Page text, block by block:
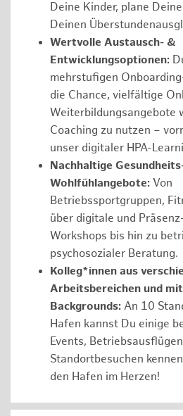
Deine Kinder, plane
Deinen
Wertvolle Austausch- &
Entwicklungsoptionen:
mehrstufigen
die Chance, vielfältige
Weiterbildungsangebote
Coaching zu nutzen –
unser digitaler HPA-
Nachhaltige
Wohlfühlangebote: Von
Betriebssportgruppen,
über digitale und
Workshops bis hin zu
psychosozialer Beratung.
Kolleg*innen aus
Arbeitsbereichen und
Backgrounds: An 10
Hafen kannst Du einige
Events,
Standortbesuchen
den Hafen im Herzen!